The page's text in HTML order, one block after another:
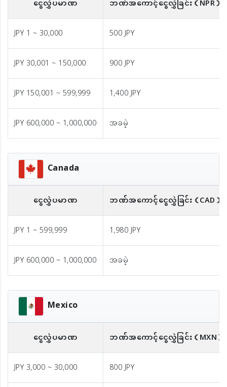
ငွေလွှဲပမာဏ ဘဏ်အကောင့်ငွေလွှဲခြင်း（NPR）
JPY 1 ~ 30,000
500 JPY
JPY 30,001 ~ 150,000
900 JPY
JPY 150,001 ~ 599,999
1,400 JPY
JPY 600,000 ~ 1,000,000
အခမဲ့
Canada
ငွေလွှဲပမာဏ ဘဏ်အကောင့်ငွေလွှဲခြင်း（CAD）※
JPY 1 ~ 599,999
1,980 JPY
JPY 600,000 ~ 1,000,000
အခမဲ့
Mexico
ငွေလွှဲပမာဏ ဘဏ်အကောင့်ငွေလွှဲခြင်း（MXN）
JPY 3,000 ~ 30,000
800 JPY